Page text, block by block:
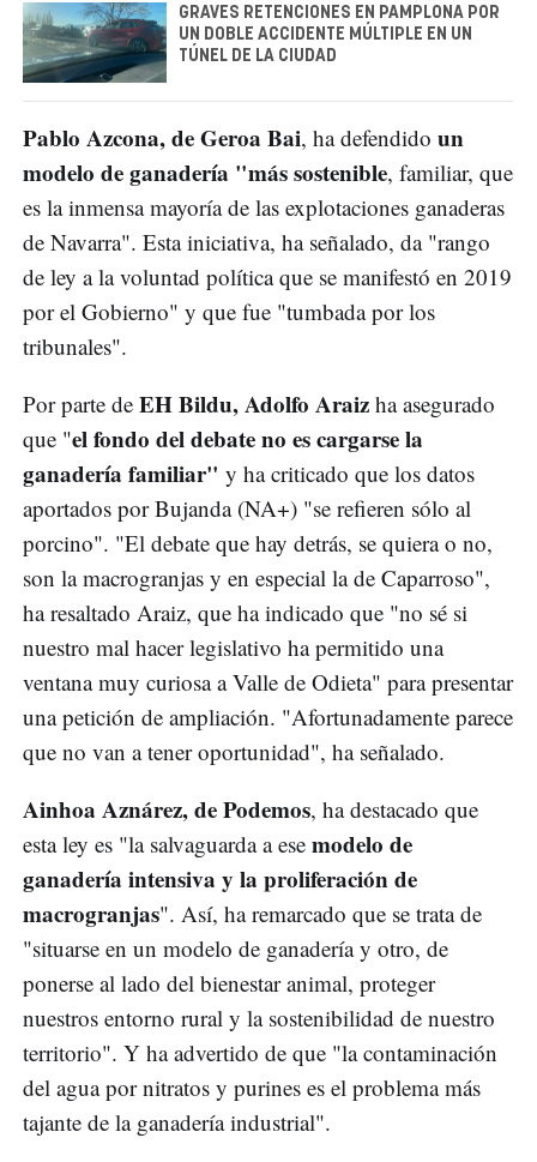
GRAVES RETENCIONES EN PAMPLONA POR
UN DOBLE ACCIDENTE MÚLTIPLE EN UN
TÚNEL DE LA CIUDAD
Pablo Azcona, de Geroa Bai, ha defendido un
modelo de ganadería "más sostenible, familiar, que
es la inmensa mayoría de las explotaciones ganaderas
de Navarra". Esta iniciativa, ha señalado, da "rango
de ley a la voluntad política que se manifestó en 2019
por el Gobierno" y que fue "tumbada por los
tribunales".
Por parte de EH Bildu, Adolfo Araiz ha asegurado
que "el fondo del debate no es cargarse la
ganadería familiar" y ha criticado que los datos
aportados por Bujanda (NA+) "se refieren sólo al
porcino". "El debate que hay detrás, se quiera o no,
son la macrogranjas y en especial la de Caparroso",
ha resaltado Araiz, que ha indicado que "no sé si
nuestro mal hacer legislativo ha permitido una
ventana muy curiosa a Valle de Odieta" para presentar
una petición de ampliación. "Afortunadamente parece
que no van a tener oportunidad", ha señalado.
Ainhoa Aznárez, de Podemos, ha destacado que
esta ley es "la salvaguarda a ese modelo de
ganadería intensiva y la proliferación de
macrogranjas". Así, ha remarcado que se trata de
"situarse en un modelo de ganadería y otro, de
ponerse al lado del bienestar animal, proteger
nuestros entorno rural y la sostenibilidad de nuestro
territorio". Y ha advertido de que "la contaminación
del agua por nitratos y purines es el problema más
tajante de la ganadería industrial".